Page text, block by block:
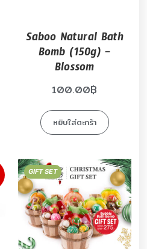
Saboo Natural Bath
Bomb (150g) –
Blossom
100.00฿
หยิบใส่ตะกร้า
GIFT SET